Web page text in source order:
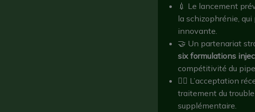
💉 Le lancement
la schizophrénie, qui
innovante.
🤝 Un partenariat
six formulations
compétitivité du
👩‍⚕️ L’acceptation
traitement du
supplémentaire.